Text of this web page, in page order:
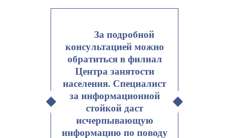
За подробной
консультацией можно
обратиться в филиал
Центра занятости
населения. Специалист
за информационной
стойкой даст
исчерпывающую
информацию по поводу